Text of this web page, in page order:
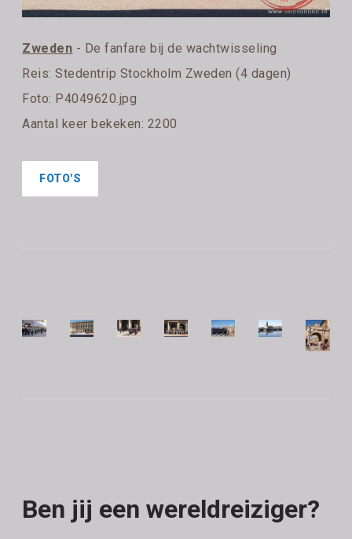
Zweden - De fanfare bij de wachtwisseling
Reis:Stedentrip Stockholm Zweden (4 dagen)
Foto: P4049620.jpg
Aantal keer bekeken: 2200
FOTO'S
Ben jij een wereldreiziger?